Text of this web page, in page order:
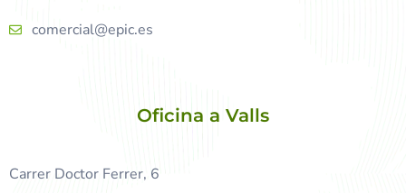
comercial@epic.es
Oficina a Valls
Carrer Doctor Ferrer, 6